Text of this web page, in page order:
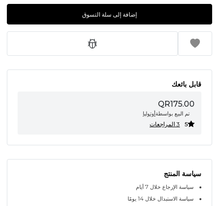
إضافة إلى سلة التسوق
قابل بائعك
QR175.00
تم البيع بواسطةأوتوليا
5 3 المراجعات
سياسة المنتج
سياسة الإرجاع خلال 7 أيام
سياسة الاستبدال خلال 14 يومًا